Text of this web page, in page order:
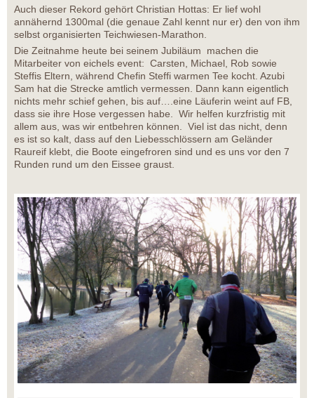
Auch dieser Rekord gehört Christian Hottas: Er lief wohl
annähernd 1300mal (die genaue Zahl kennt nur er) den von ihm
selbst organisierten Teichwiesen-Marathon.
Die Zeitnahme heute bei seinem Jubiläum machen die
Mitarbeiter von eichels event: Carsten, Michael, Rob sowie
Steffis Eltern, während Chefin Steffi warmen Tee kocht. Azubi
Sam hat die Strecke amtlich vermessen. Dann kann eigentlich
nichts mehr schief gehen, bis auf….eine Läuferin weint auf FB,
dass sie ihre Hose vergessen habe. Wir helfen kurzfristig mit
allem aus, was wir entbehren können. Viel ist das nicht, denn
es ist so kalt, dass auf den Liebesschlössern am Geländer
Raureif klebt, die Boote eingefroren sind und es uns vor den 7
Runden rund um den Eissee graust.